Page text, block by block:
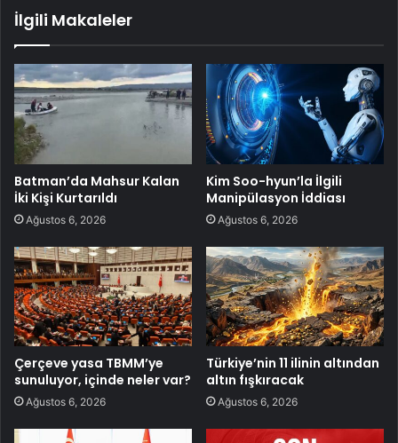
İlgili Makaleler
Batman’da Mahsur Kalan
İki Kişi Kurtarıldı
Ağustos 6, 2026
Kim Soo-hyun’la İlgili
Manipülasyon İddiası
Ağustos 6, 2026
Çerçeve yasa TBMM’ye
sunuluyor, içinde neler var?
Ağustos 6, 2026
Türkiye’nin 11 ilinin altından
altın fışkıracak
Ağustos 6, 2026